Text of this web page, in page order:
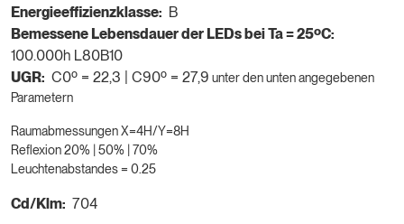
Energieeffizienzklasse: B
Bemessene Lebensdauer der LEDs bei Ta = 25ºC:
100.000h L80B10
UGR: C0º = 22,3 | C90º = 27,9 unter den unten angegebenen
Parametern
Raumabmessungen X=4H/Y=8H
Reflexion 20% | 50% | 70%
Leuchtenabstandes = 0.25
Cd/Klm: 704